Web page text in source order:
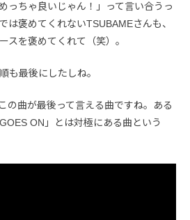
っちゃ良いじゃん！」って言い合うっ
は褒めてくれないTSUBAMEさんも、
スを褒めてくれて（笑）。
も最後にしたしね。
の曲が最後って言える曲ですね。ある
ON」とは対極にある曲という